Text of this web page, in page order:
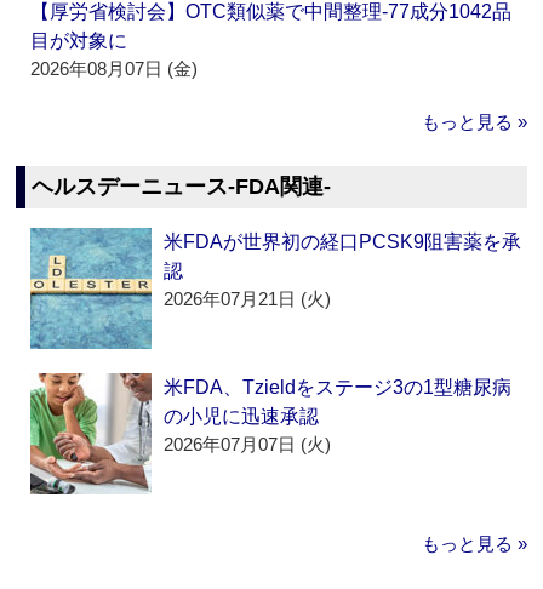
【厚労省検討会】OTC類似薬で中間整理‐77成分1042品
目が対象に
2026年08月07日 (金)
もっと見る »
ヘルスデーニュース‐FDA関連‐
米FDAが世界初の経口PCSK9阻害薬を承
認
2026年07月21日 (火)
米FDA、Tzieldをステージ3の1型糖尿病
の小児に迅速承認
2026年07月07日 (火)
もっと見る »